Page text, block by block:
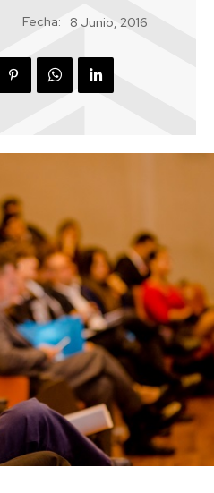
Fecha: 8 Junio, 2016